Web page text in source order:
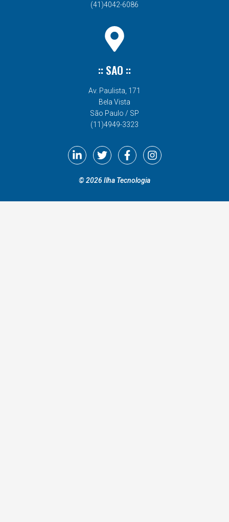
(41)4042-6086
:: SAO ::
Av. Paulista, 171
Bela Vista
São Paulo / SP
(11)4949-3323
©2026 Ilha Tecnologia